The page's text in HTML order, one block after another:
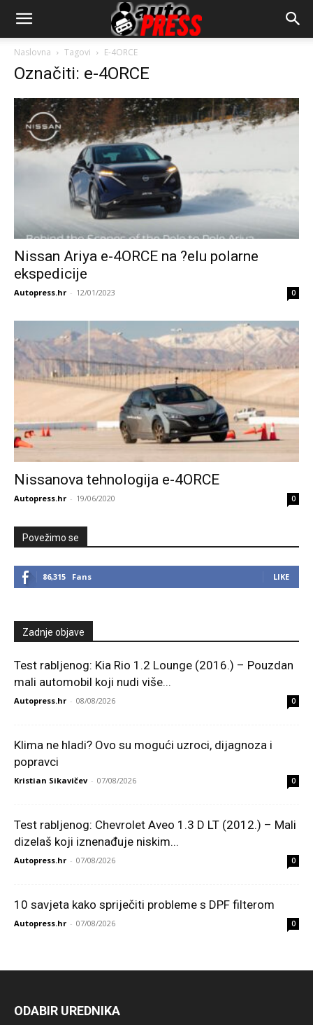
AutopressHR
Naslovna Tagovi E-4ORCE
Označiti: e-4ORCE
Nissan Ariya e-4ORCE na ?elu polarne
ekspedicije
Autopress.hr - 12/01/2023 0
Nissanova tehnologija e-4ORCE
Autopress.hr - 19/06/2020 0
Povežimo se
86,315 Fans LIKE
Zadnje objave
Test rabljenog: Kia Rio 1.2 Lounge (2016.) – Pouzdan
mali automobil koji nudi više...
Autopress.hr - 08/08/2026 0
Klima ne hladi? Ovo su mogući uzroci, dijagnoza i
popravci
Kristian Sikavičev - 07/08/2026 0
Test rabljenog: Chevrolet Aveo 1.3 D LT (2012.) – Mali
dizelaš koji iznenađuje niskim...
Autopress.hr - 07/08/2026 0
10 savjeta kako spriječiti probleme s DPF filterom
Autopress.hr - 07/08/2026 0
ODABIR UREDNIKA